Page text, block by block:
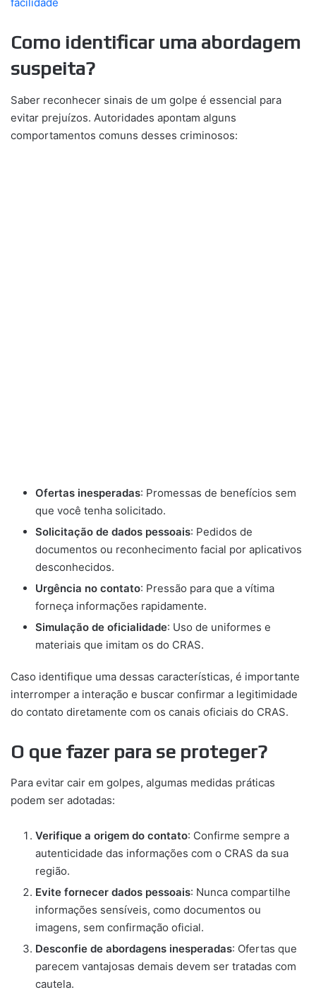
Como identificar uma abordagem
suspeita?
Saber reconhecer sinais de um golpe é essencial para
evitar prejuízos. Autoridades apontam alguns
comportamentos comuns desses criminosos:
Ofertas inesperadas: Promessas de benefícios sem
que você tenha solicitado.
Solicitação de dados pessoais: Pedidos de
documentos ou reconhecimento facial por aplicativos
desconhecidos.
Urgência no contato: Pressão para que a vítima
forneça informações rapidamente.
Simulação de oficialidade: Uso de uniformes e
materiais que imitam os do CRAS.
Caso identifique uma dessas características, é importante
interromper a interação e buscar confirmar a legitimidade
do contato diretamente com os canais oficiais do CRAS.
O que fazer para se proteger?
Para evitar cair em golpes, algumas medidas práticas
podem ser adotadas:
Verifique a origem do contato: Confirme sempre a
autenticidade das informações com o CRAS da sua
região.
Evite fornecer dados pessoais: Nunca compartilhe
informações sensíveis, como documentos ou
imagens, sem confirmação oficial.
Desconfie de abordagens inesperadas: Ofertas que
parecem vantajosas demais devem ser tratadas com
cautela.